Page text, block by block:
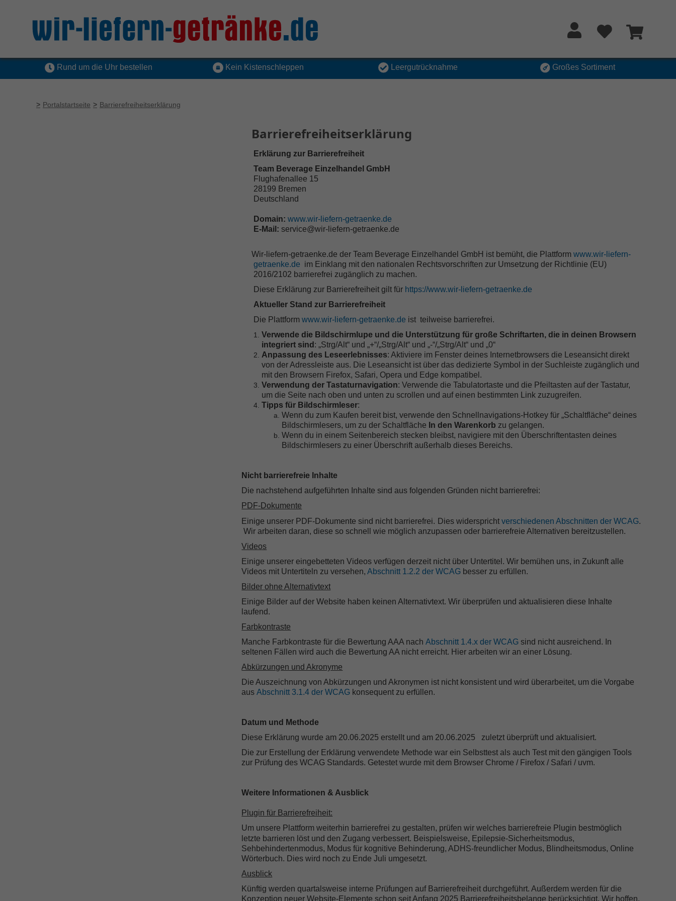
Rund um die Uhr bestellen Kein Kistenschleppen Leergutrücknahme Großes Sortiment
Portalstartseite Barrierefreiheitserklärung
Barrierefreiheitserklärung
Erklärung zur Barrierefreiheit
Team Beverage Einzelhandel GmbH
Flughafenallee 15
28199 Bremen
Deutschland
Domain: www.wir-liefern-getraenke.de
E-Mail: service@wir-liefern-getraenke.de
Wir-liefern-getraenke.de der Team Beverage Einzelhandel GmbH ist bemüht, die Plattformwww.wir-liefern-
getraenke.de im Einklang mit den nationalen Rechtsvorschriften zur Umsetzung der Richtlinie (EU)
2016/2102 barrierefrei zugänglich zu machen.
Diese Erklärung zur Barrierefreiheit gilt für https://www.wir-liefern-getraenke.de
Aktueller Stand zur Barrierefreiheit
Die Plattformwww.wir-liefern-getraenke.de ist teilweise barrierefrei.
Verwende die Bildschirmlupe und die Unterstützung für große Schriftarten, die in deinen Browsern
integriert sind : „Strg/Alt“ und „+“/„Strg/Alt“ und „-“/„Strg/Alt“ und „0“
Anpassung des Leseerlebnisses: Aktiviere im Fenster deines Internetbrowsers die Leseansicht direkt
von der Adressleiste aus. Die Leseansicht ist über das dedizierte Symbol in der Suchleiste zugänglich und
mit den Browsern Firefox, Safari, Opera und Edge kompatibel.
Verwendung der Tastaturnavigation: Verwende die Tabulatortaste und die Pfeiltasten auf der Tastatur,
um die Seite nach oben und unten zu scrollen und auf einen bestimmten Link zuzugreifen.
Tipps für Bildschirmleser:
Wenn du zum Kaufen bereit bist, verwende den Schnellnavigations-Hotkey für „Schaltfläche“ deines
Bildschirmlesers, um zu der Schaltfläche In den Warenkorb zu gelangen.
Wenn du in einem Seitenbereich stecken bleibst, navigiere mit den Überschriftentasten deines
Bildschirmlesers zu einer Überschrift außerhalb dieses Bereichs.
Nicht barrierefreie Inhalte
Die nachstehend aufgeführten Inhalte sind aus folgenden Gründen nicht barrierefrei:
PDF-Dokumente
Einige unserer PDF-Dokumente sind nicht barrierefrei. Dies widersprichtverschiedenen Abschnitten der WCAG.
Wir arbeiten daran, diese so schnell wie möglich anzupassen oder barrierefreie Alternativen bereitzustellen.
Videos
Einige unserer eingebetteten Videos verfügen derzeit nicht über Untertitel. Wir bemühen uns, in Zukunft alle
Videos mit Untertiteln zu versehen,Abschnitt 1.2.2 der WCAG besser zu erfüllen.
Bilder ohne Alternativtext
Einige Bilder auf der Website haben keinen Alternativtext. Wir überprüfen und aktualisieren diese Inhalte
laufend.
Farbkontraste
Manche Farbkontraste für die Bewertung AAA nachAbschnitt 1.4.x der WCAG sind nicht ausreichend. In
seltenen Fällen wird auch die Bewertung AA nicht erreicht. Hier arbeiten wir an einer Lösung.
Abkürzungen und Akronyme
Die Auszeichnung von Abkürzungen und Akronymen ist nicht konsistent und wird überarbeitet, um die Vorgabe
ausAbschnitt 3.1.4 der WCAG konsequent zu erfüllen.
Datum und Methode
Diese Erklärung wurde am 20.06.2025 erstellt und am 20.06.2025 zuletzt überprüft und aktualisiert.
Die zur Erstellung der Erklärung verwendete Methode war ein Selbsttest als auch Test mit den gängigen Tools
zur Prüfung des WCAG Standards. Getestet wurde mit dem Browser Chrome / Firefox / Safari / uvm.
Weitere Informationen & Ausblick
Plugin für Barrierefreiheit:
Um unsere Plattform weiterhin barrierefrei zu gestalten, prüfen wir welches barrierefreie Plugin bestmöglich
letzte barrieren löst und den Zugang verbessert. Beispielsweise, Epilepsie-Sicherheitsmodus,
Sehbehindertenmodus, Modus für kognitive Behinderung, ADHS-freundlicher Modus, Blindheitsmodus, Online
Wörterbuch. Dies wird noch zu Ende Juli umgesetzt.
Ausblick
Künftig werden quartalsweise interne Prüfungen auf Barrierefreiheit durchgeführt. Außerdem werden für die
Konzeption neuer Website-Elemente schon seit Anfang 2025 Barrierefreiheitsbelange berücksichtigt. Wir hoffen,